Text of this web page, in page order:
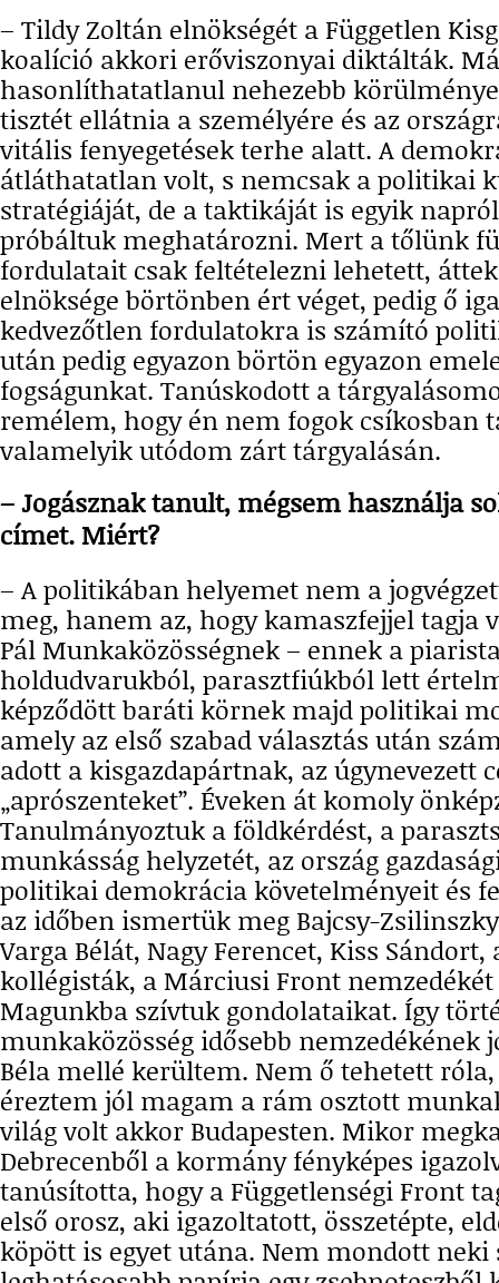
– Tildy Zoltán elnökségét a Független
koalíció akkori erőviszonyai diktálták.
hasonlíthatatlanul nehezebb
tisztét ellátnia a személyére és az
vitális fenyegetések terhe alatt. A
átláthatatlan volt, s nemcsak a politikai
stratégiáját, de a taktikáját is egyik
próbáltuk meghatározni. Mert a tőlünk
fordulatait csak feltételezni lehetett,
elnöksége börtönben ért véget, pedig ő
kedvezőtlen fordulatokra is számító
után pedig egyazon börtön egyazon
fogságunkat. Tanúskodott a
remélem, hogy én nem fogok csíkosban
valamelyik utódom zárt tárgyalásán.
– Jogásznak tanult, mégsem használja
címet. Miért?
– A politikában helyemet nem a
meg, hanem az, hogy kamaszfejjel tagja
Pál Munkaközösségnek – ennek a
holdudvarukból, parasztfiúkból lett
képződött baráti körnek majd politikai
amely az első szabad választás után
adott a kisgazdapártnak, az úgynevezett
„aprószenteket”. Éveken át komoly
Tanulmányoztuk a földkérdést, a
munkásság helyzetét, az ország
politikai demokrácia követelményeit és
az időben ismertük meg Bajcsy-
Varga Bélát, Nagy Ferencet, Kiss Sándort,
kollégisták, a Márciusi Front
Magunkba szívtuk gondolataikat. Így
munkaközösség idősebb nemzedékének
Béla mellé kerültem. Nem ő tehetett
éreztem jól magam a rám osztott
világ volt akkor Budapesten. Mikor
Debrecenből a kormány fényképes
tanúsította, hogy a Függetlenségi Front
első orosz, aki igazoltatott, összetépte,
köpött is egyet utána. Nem mondott